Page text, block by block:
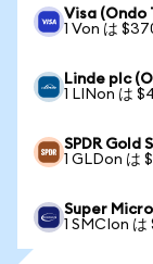
Visa (Ondo
1 Von は
Linde plc
1 LINon は
SPDR Gold
1 GLDon は
Super
1 SMCIon は